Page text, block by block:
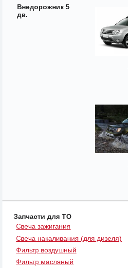
Внедорожник 5
дв.
Запчасти для ТО
Свеча зажигания
Свеча накаливания (для дизеля)
Фильтр воздушный
Фильтр масляный